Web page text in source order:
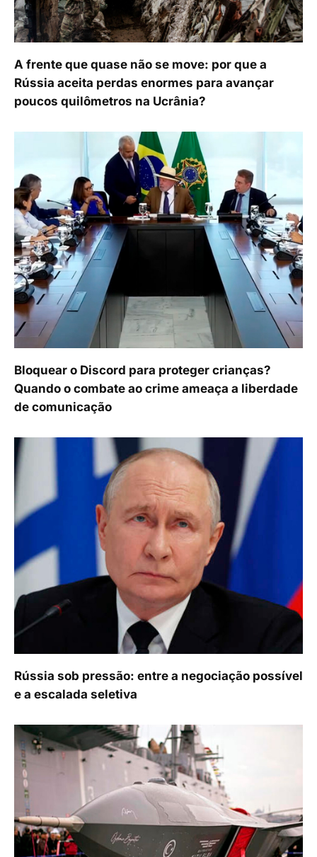
A frente que quase não se move: por que a
Rússia aceita perdas enormes para avançar
poucos quilômetros na Ucrânia?
Bloquear o Discord para proteger crianças?
Quando o combate ao crime ameaça a liberdade
de comunicação
Rússia sob pressão: entre a negociação possível
e a escalada seletiva